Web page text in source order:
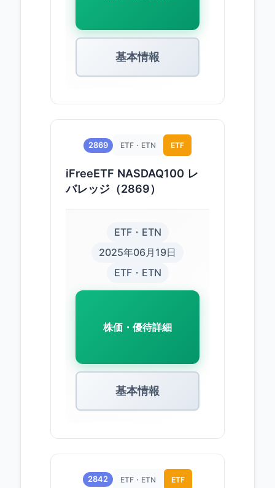
基本情報
2869 ETF・ETN ETF
iFreeETF NASDAQ100 レ
バレッジ（2869）
ETF・ETN
2025年06月19日
ETF・ETN
株価・優待詳細
基本情報
2842 ETF・ETN ETF